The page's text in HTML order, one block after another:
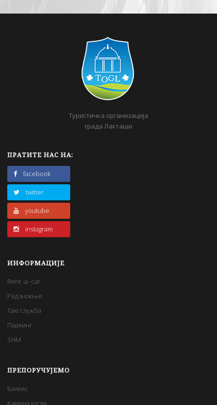
Туристичка организација
града Лакташи
ПРАТИТЕ НАС НА:
facebook
twitter
youtube
instagram
ИНФОРМАЦИЈЕ
Rent -a- car
Ред вожње
Taxi служба
Паркинг
SHM
ПРЕПОРУЧУЈЕМО
Балкис
Камена кугла